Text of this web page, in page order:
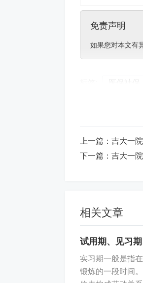
免责声明
如果您对本文有
上一篇： 吉大一
下一篇： 吉大一
相关文章
试用期、见习
实习期一般是指
锻炼的一段时间